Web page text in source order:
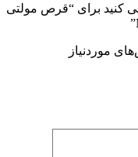
کنید برای “قرص مولتی
موردنیاز